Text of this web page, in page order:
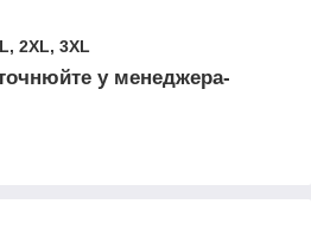
2XL, 3XL
у менеджера-